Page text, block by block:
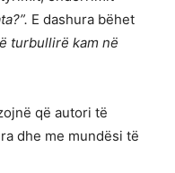
E dashura bëhet
turbullirë kam në
që autori të
dhe me mundësi të